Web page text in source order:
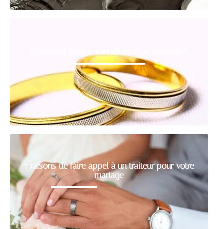
Comment choisir son alliance de mariage ?
7 raisons de faire appel à un traiteur pour votre
mariage